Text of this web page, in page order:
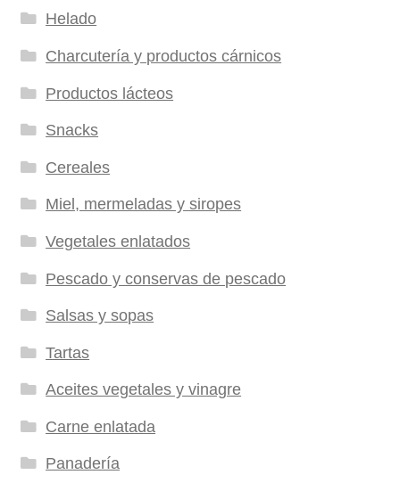
Helado
Charcutería y productos cárnicos
Productos lácteos
Snacks
Cereales
Miel, mermeladas y siropes
Vegetales enlatados
Pescado y conservas de pescado
Salsas y sopas
Tartas
Aceites vegetales y vinagre
Carne enlatada
Panadería